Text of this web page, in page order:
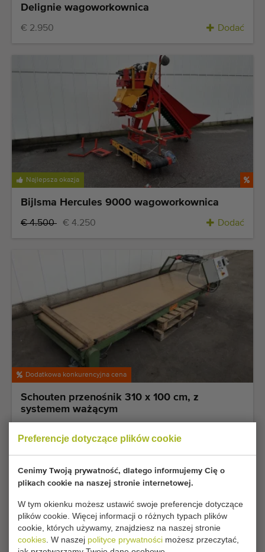
Preferencje dotyczące plików cookie
Cenimy Twoją prywatność, dlatego informujemy Cię o
plikach cookie na naszej stronie internetowej.
W tym okienku możesz ustawić swoje preferencje dotyczące
plików cookie. Więcej informacji o różnych typach plików
cookie, których używamy, znajdziesz na naszej stronie
cookies . W naszej polityce prywatności możesz przeczytać,
Delignie wagoworkownica
€ 2.950 Dodać
Najlepsza okazja
Bijlsma Hercules 9000 wagoworkownica
€ 4.500 € 4.250 Dodać
Dodatkowa konkurencyjna cena
Schouten przenośnik 310 x 100 cm, z
systemem ważącym